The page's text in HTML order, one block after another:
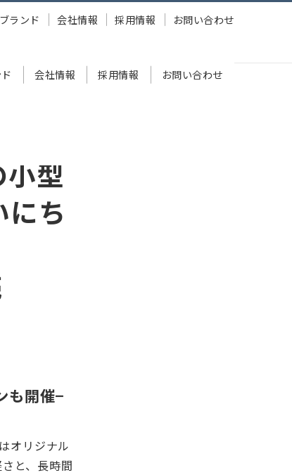
会社情報 採用情報 お問い合わせ
ランド 会社情報 採用情報 お問い合わせ
ヤレスイヤホン「MS-TW21」2020年2月21日発売
小型
ち
も開催−
オリジナル
と、長時間